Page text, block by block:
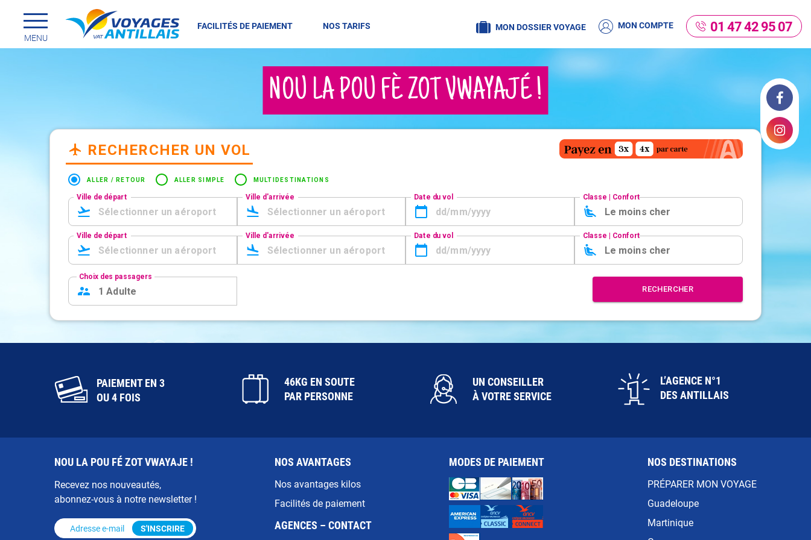
Passer
au
Menu principal
MENU
FACILITÉS DE PAIEMENT NOS TARIFS MON DOSSIER VOYAGE MON COMPTE 01 47 42 95 07
Facebook
PAIEMENT EN 3
OU 4 FOIS
46KG EN SOUTE
PAR PERSONNE
UN CONSEILLER
À VOTRE SERVICE
L’AGENCE N°1
DES ANTILLAIS
NOU LA POU FÉ ZOT VWAYAJE !
Recevez nos nouveautés,
abonnez-vous à notre newsletter !
Adresse e-mail * S'INSCRIRE
NOS AVANTAGES
Nos avantages kilos
Facilités de paiement
AGENCES – CONTACT
MODES DE PAIEMENT NOS DESTINATIONS
PRÉPARER MON VOYAGE
Guadeloupe
Martinique